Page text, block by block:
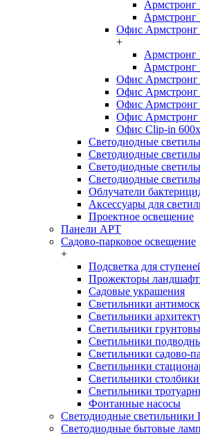
Армстронг
Армстронг
Офис Армстронг
+
Армстронг
Армстронг
Офис Армстронг
Офис Армстронг
Офис Армстронг
Офис Армстронг
Офис Clip-in
Светодиодные
Светодиодные
Светодиодные
Светодиодные
Облучатели
Аксессуары для
Проектное освещение
Панели АРТ
Садово-парковое освещение
+
Подсветка для
Прожекторы
Садовые украшения
Светильники
Светильники
Светильники
Светильники
Светильники садово-
Светильники
Светильники
Светильники
Фонтанные насосы
Светодиодные
Светодиодные бытовые